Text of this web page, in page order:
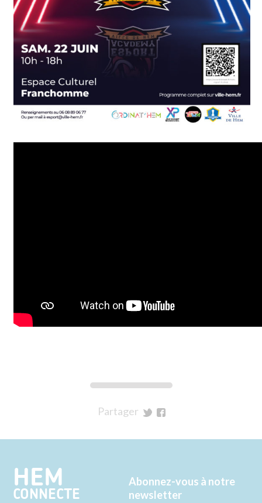
Partager
Twitter
Facebook
HEM
CONNECTE
Abonnez-vous à notre
newsletter